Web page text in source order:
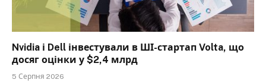
Nvidia і Dell інвестували в ШІ-стартап Volta, що
досяг оцінки у $2,4 млрд
5 Серпня 2026